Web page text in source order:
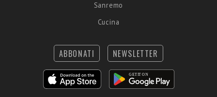
Sanremo
Cucina
ABBONATI NEWSLETTER